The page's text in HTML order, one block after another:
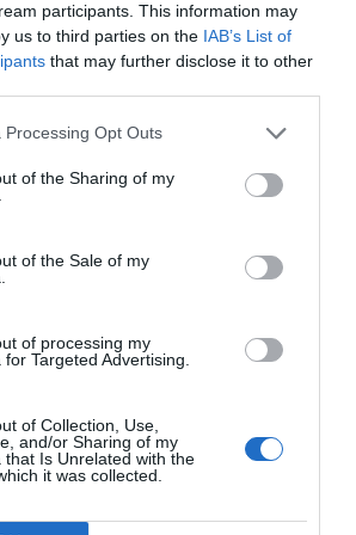
participants. This information may
us to third parties on the IAB’s List of
that may further disclose it to other
Processing Opt Outs
of the Sharing of my
of the Sale of my
of processing my
Targeted Advertising.
of Collection, Use,
and/or Sharing of my
that Is Unrelated with the
it was collected.
sztuką uliczną, ale także
udziału w pokazie flamenco.
miejsce na relaks po dniu
wydarzenia
życia nocnego, które
mieszkańców, jak i turystów. W
się w festiwal kolorów i dźwięków,
nie tylko pyszne jedzenie, ale
Cię w podróż do
kulturowego. Regularnie
również wydarzenia artystyczne i
że atmosfera jest
kulinarna w Sewilli, od tapas po